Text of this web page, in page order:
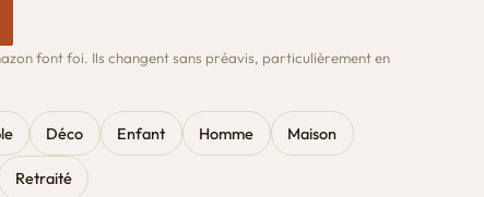
font foi. Ils changent sans préavis, particulièrement en
Déco Enfant Homme Maison
Retraité